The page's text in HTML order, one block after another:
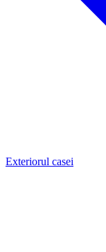
Exteriorul casei